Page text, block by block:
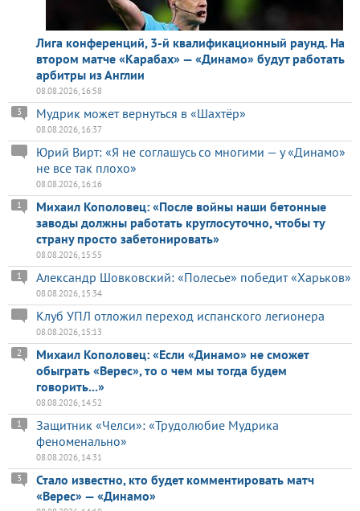
Лига конференций, 3-й квалификационный раунд. На
втором матче «Карабах» — «Динамо» будут работать
арбитры из Англии
08.08.2026, 16:58
Мудрик может вернуться в «Шахтёр»
3
08.08.2026, 16:37
Юрий Вирт: «Я не соглашусь со многими — у «Динамо»
не все так плохо»
08.08.2026, 16:16
Михаил Кополовец: «После войны наши бетонные
заводы должны работать круглосуточно, чтобы ту
страну просто забетонировать»
1
08.08.2026, 15:55
Александр Шовковский: «Полесье» победит «Харьков»
1
08.08.2026, 15:34
Клуб УПЛ отложил переход испанского легионера
08.08.2026, 15:13
Михаил Кополовец: «Если «Динамо» не сможет
обыграть «Верес», то о чем мы тогда будем
говорить...»
2
08.08.2026, 14:52
Защитник «Челси»: «Трудолюбие Мудрика
феноменально»
1
08.08.2026, 14:31
Стало известно, кто будет комментировать матч
«Верес» — «Динамо»
3